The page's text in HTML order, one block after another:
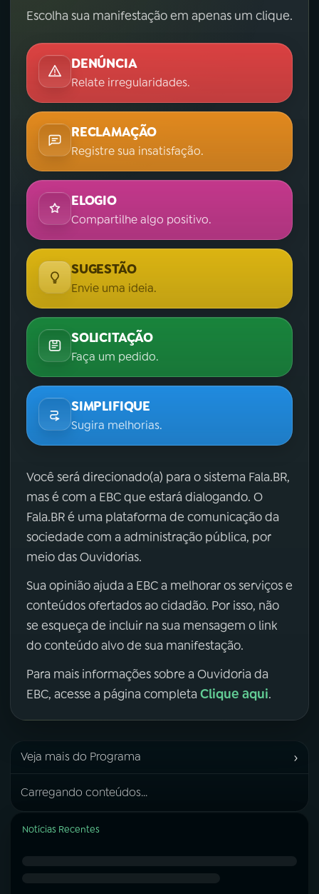
Escolha sua manifestação em apenas um clique.
DENÚNCIA
Relate irregularidades.
RECLAMAÇÃO
Registre sua insatisfação.
ELOGIO
Compartilhe algo positivo.
SUGESTÃO
Envie uma ideia.
SOLICITAÇÃO
Faça um pedido.
SIMPLIFIQUE
Sugira melhorias.
Você será direcionado(a) para o sistema Fala.BR,
mas é com a EBC que estará dialogando. O
Fala.BR é uma plataforma de comunicação da
sociedade com a administração pública, por
meio das Ouvidorias.
Sua opinião ajuda a EBC a melhorar os serviços e
conteúdos ofertados ao cidadão. Por isso, não
se esqueça de incluir na sua mensagem o link
do conteúdo alvo de sua manifestação.
Para mais informações sobre a Ouvidoria da
EBC, acesse a página completa Clique aqui.
Veja mais do Programa ›
Carregando conteúdos...
Notícias Recentes